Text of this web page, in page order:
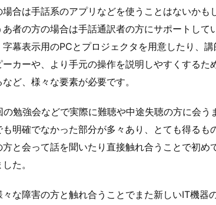
合は手話系のアプリなどを使うことはないかも
者の方の場合は手話通訳者の方にサポートして
幕表示用のPCとプロジェクタを用意したり、
カーや、より手元の操作を説明しやすくするた
ど、様々な要素が必要です。
勉強会などで実際に難聴や中途失聴の方に会う
明確でなかった部分が多々あり、とても得るも
と会って話を聞いたり直接触れ合うことで初め
た。
な障害の方と触れ合うことでまた新しいIT機器